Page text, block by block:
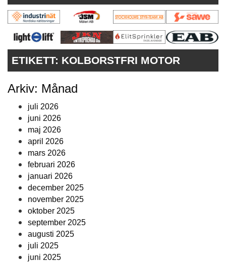
PRENUMERERA
VÅRA ANDRA MAGASIN
ANNONSERA
ETIKETT: KOLBORSTFRI MOTOR
Arkiv: Månad
juli 2026
juni 2026
maj 2026
april 2026
mars 2026
februari 2026
januari 2026
december 2025
november 2025
oktober 2025
september 2025
augusti 2025
juli 2025
juni 2025